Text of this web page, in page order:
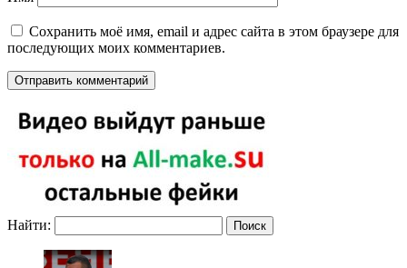
Сохранить моё имя, email и адрес сайта в этом браузере для
последующих моих комментариев.
Найти: